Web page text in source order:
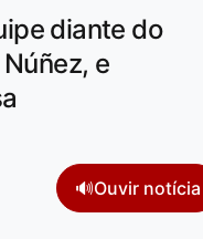
diante do
e
🔊Ouvir notícia